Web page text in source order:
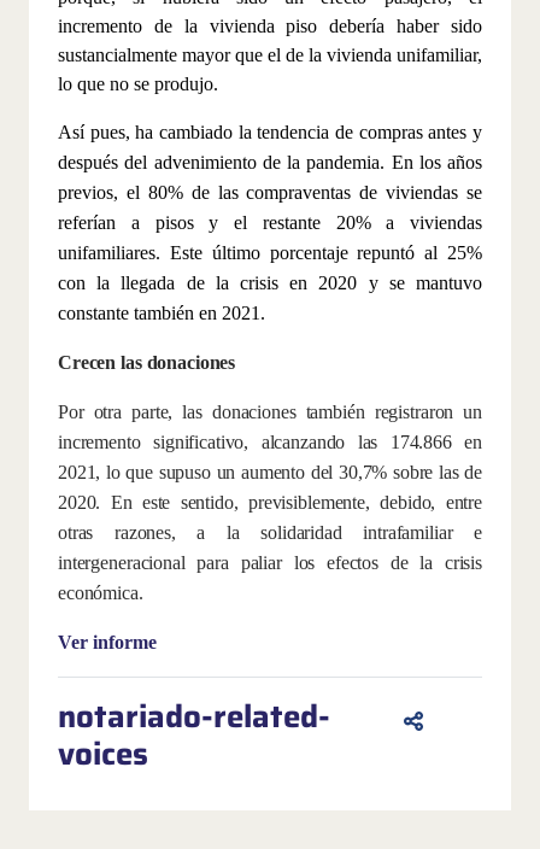
incremento de la vivienda piso debería haber sido
sustancialmente mayor que el de la vivienda unifamiliar,
lo que no se produjo.
Así pues, ha cambiado la tendencia de compras antes y
después del advenimiento de la pandemia. En los años
previos, el 80% de las compraventas de viviendas se
referían a pisos y el restante 20% a viviendas
unifamiliares. Este último porcentaje repuntó al 25%
con la llegada de la crisis en 2020 y se mantuvo
constante también en 2021.
Crecen las donaciones
Por otra parte, las donaciones también registraron un
incremento significativo, alcanzando las 174.866 en
2021, lo que supuso un aumento del 30,7% sobre las de
2020. En este sentido, previsiblemente, debido, entre
otras razones, a la solidaridad intrafamiliar e
intergeneracional para paliar los efectos de la crisis
económica.
Ver informe
notariado-related-
voices